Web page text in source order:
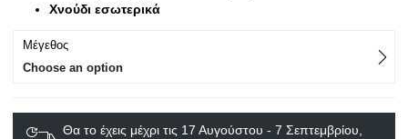
Χνούδι εσωτερικά
Μέγεθος
Choose an option
Θα το έχεις μέχρι τις 17 Αυγούστου - 7 Σεπτεμβρίου,